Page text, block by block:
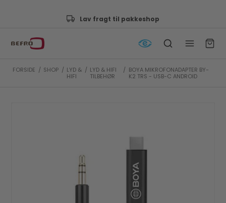
Lav fragt til pakkeshop
FORSIDE / SHOP / LYD &
HIFI
/ LYD & HIFI
TILBEHØR
/ BOYA MIKROFONADAPTER BY-
K2 TRS - USB-C ANDROID